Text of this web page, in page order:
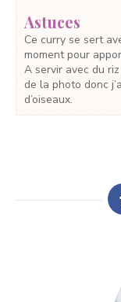
Astuces
Ce curry se sert avec un quart de citron à presser au dernier
moment pour
A servir avec du riz basmati… mais je n’en avais pas le jour
de la photo donc
d’oiseaux.